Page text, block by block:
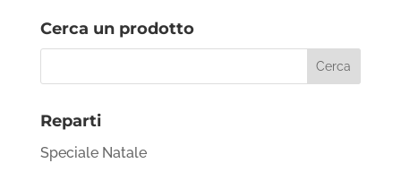
Cerca un prodotto
Reparti
Speciale Natale